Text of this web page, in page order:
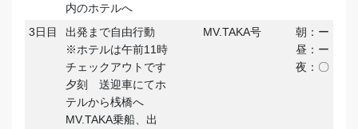
内のホテルへ
3日目
出発まで自由行動
※ホテルは午前11時
チェックアウトです
夕刻 送迎車にてホ
テルから桟橋へ
MV.TAKA乗船、出
MV.TAKA号
朝：ー
昼：ー
夜：〇